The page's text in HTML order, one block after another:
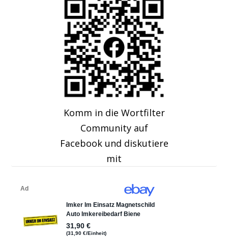
Komm in die Wortfilter
Community auf
Facebook und diskutiere
mit